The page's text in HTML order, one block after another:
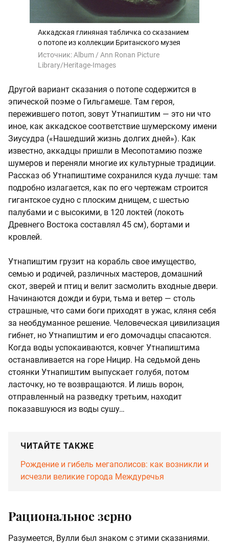
Аккадская глиняная табличка со сказанием
о потопе из коллекции Британского музея
Источник:Album / Ann Ronan Picture
Library/Heritage-Images
Другой вариант сказания о потопе содержится в
эпической поэме о Гильгамеше. Там героя,
пережившего потоп, зовут Утнапиштим — это ни что
иное, как аккадское соответствие шумерскому имени
Зиусудра («Нашедший жизнь долгих дней»). Как
известно, аккадцы пришли в Месопотамию позже
шумеров и переняли многие их культурные традиции.
Рассказ об Утнапиштиме сохранился куда лучше: там
подробно излагается, как по его чертежам строится
гигантское судно с плоским днищем, с шестью
палубами и с высокими, в 120 локтей (локоть
Древнего Востока составлял 45 см), бортами и
кровлей.
Утнапиштим грузит на корабль свое имущество,
семью и родичей, различных мастеров, домашний
скот, зверей и птиц и велит засмолить входные двери.
Начинаются дожди и бури, тьма и ветер — столь
страшные, что сами боги приходят в ужас, кляня себя
за необдуманное решение. Человеческая цивилизация
гибнет, но Утнапиштим и его домочадцы спасаются.
Когда воды успокаиваются, ковчег Утнапиштима
останавливается на горе Ницир. На седьмой день
стоянки Утнапиштим выпускает голубя, потом
ласточку, но те возвращаются. И лишь ворон,
отправленный на разведку третьим, находит
показавшуюся из воды сушу…
ЧИТАЙТЕ ТАКЖЕ
Рождение и гибель мегаполисов: как возникли и
исчезли великие города Междуречья
Рациональное зерно
Разумеется, Вулли был знаком с этими сказаниями.